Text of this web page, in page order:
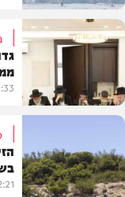
חרדים